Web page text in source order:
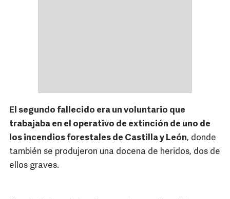
El segundo fallecido era un voluntario que
trabajaba en el operativo de extinción de uno de
los incendios forestales de Castilla y León, donde
también se produjeron una docena de heridos, dos de
ellos graves.